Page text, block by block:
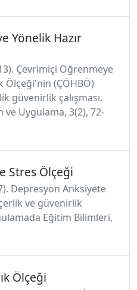
Yönelik Hazır
Çevrimiçi Öğrenmeye
Ölçeği'nin (ÇÖHBÖ)
güvenirlik çalışması.
Uygulama, 3(2), 72-
Stres Ölçeği
Depresyon Anksiyete
ve güvenirlik
Eğitim Bilimleri,
Ölçeği